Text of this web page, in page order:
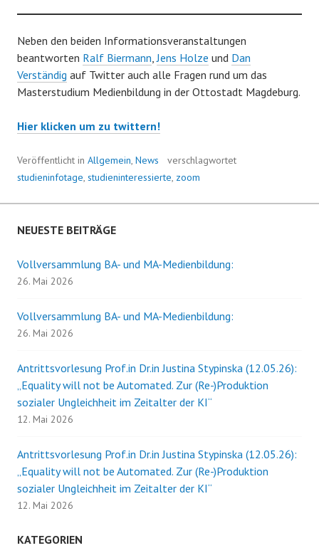
Neben den beiden Informationsveranstaltungen
beantworten Ralf Biermann,Jens Holze und Dan
Verständig auf Twitter auch alle Fragen rund um das
Masterstudium Medienbildung in der Ottostadt Magdeburg.
Hier klicken um zu twittern!
Veröffentlicht in Allgemein, News
verschlagwortet
studieninfotage, studieninteressierte, zoom
NEUESTE BEITRÄGE
Vollversammlung BA- und MA-Medienbildung:
26. Mai 2026
Vollversammlung BA- und MA-Medienbildung:
26. Mai 2026
Antrittsvorlesung Prof.in Dr.in Justina Stypinska (12.05.26):
„Equality will not be Automated. Zur (Re-)Produktion
sozialer Ungleichheit im Zeitalter der KI“
12. Mai 2026
Antrittsvorlesung Prof.in Dr.in Justina Stypinska (12.05.26):
„Equality will not be Automated. Zur (Re-)Produktion
sozialer Ungleichheit im Zeitalter der KI“
12. Mai 2026
KATEGORIEN